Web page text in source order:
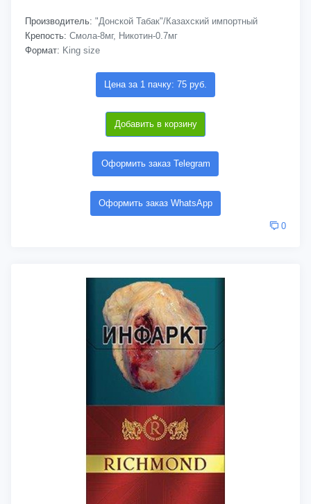
Производитель: "Донской Табак"/Казахский импортный
Крепость: Смола-8мг, Никотин-0.7мг
Формат: King size
Цена за 1 пачку: 75 руб.
Добавить в корзину
Оформить заказ Telegram
Оформить заказ WhatsApp
0